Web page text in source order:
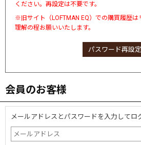
ください。再設定は不要です。
※旧サイト（LOFTMAN EQ）での購買履歴
理解の程お願いいたします。
パスワード再設定
会員のお客様
メールアドレスとパスワードを入力してロ